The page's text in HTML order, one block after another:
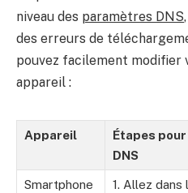
niveau des paramètres DNS
des erreurs de
pouvez facilement modifier
appareil :
Appareil
Étapes
DNS
Smartphone
1. Allez